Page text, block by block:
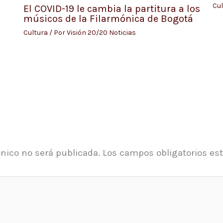
El COVID-19 le cambia la partitura a los
músicos de la Filarmónica de Bogotá
Cultura / PorVisión 20/20 Noticias
no será publicada. Los campos obligatorios